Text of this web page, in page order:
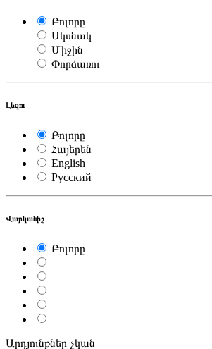
Բոլորը
Սկսնակ
Միջին
Փորձառու
Լեզու
Բոլորը
Հայերեն
English
Русский
Վարկանիշ
Բոլորը
Արդյունքներ չկան